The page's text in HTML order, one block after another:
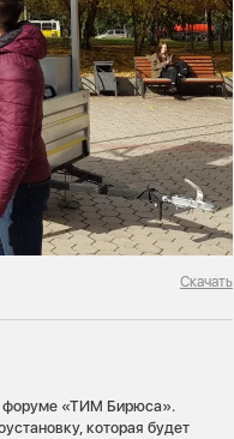
Скачать
форуме «ТИМ Бирюса».
которая будет